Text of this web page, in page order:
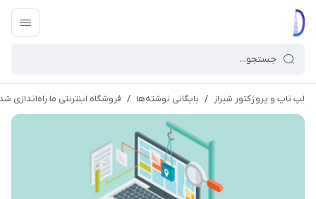
لپ تاپ و پروژکتور شیراز / بایگانی نوشته‌ها / فروشگاه اینترنتی ما راه‌اندازی